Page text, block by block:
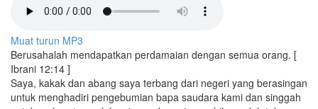
Muat turun MP3
Berusahalah mendapatkan perdamaian dengan semua orang. [
Ibrani 12:14 ]
Saya, kakak dan abang saya terbang dari negeri yang berasingan
untuk menghadiri pengebumian bapa saudara kami dan singgah